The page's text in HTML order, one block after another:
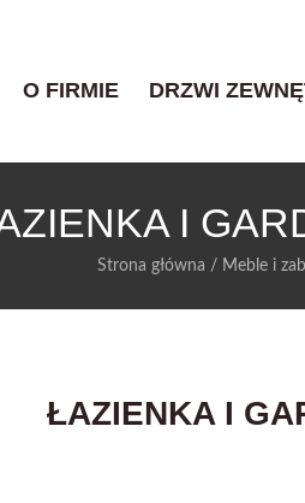
O FIRMIE DRZWI
I
Strona główna / Meble i
ŁAZIENKA I